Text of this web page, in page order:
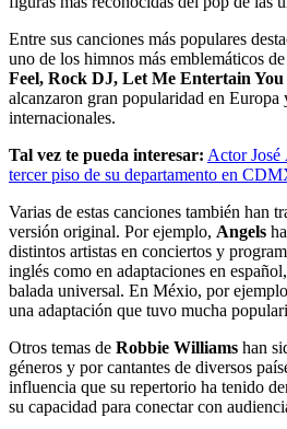
Entre sus canciones más populares
uno de los himnos más emblemáticos
Feel, Rock DJ, Let Me Entertain You
alcanzaron gran popularidad en Europa
internacionales.
Tal vez te pueda interesar: Actor José
tercer piso de su departamento en
Varias de estas canciones también han
versión original. Por ejemplo, Angels
distintos artistas en conciertos y
inglés como en adaptaciones en
balada universal. En Méxio, por
una adaptación que tuvo mucha
Otros temas de Robbie Williams han
géneros y por cantantes de diversos
influencia que su repertorio ha tenido
su capacidad para conectar con